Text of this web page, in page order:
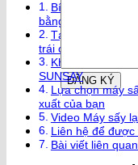
Bí quyết giữ
bằng máy sấy lạnh
Tại sao máy
trái cây sấy dẻo?
Khám phá các
SUNSAY
Lựa chọn máy
xuất của bạn
Video Máy sấy
Liên hệ để
Bài viết liên